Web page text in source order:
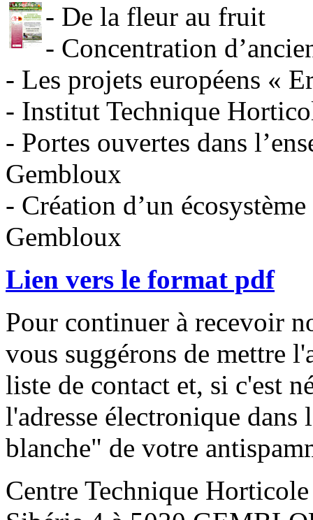
- De la fleur au fruit
- Concentration
- Les projets européens «
- Institut Technique
- Portes ouvertes dans
Gembloux
- Création d’un
Gembloux
Lien vers le format pdf
Pour continuer à recevoir
vous suggérons de mettre
liste de contact et, si c'est
l'adresse électronique
blanche" de votre
Centre Technique